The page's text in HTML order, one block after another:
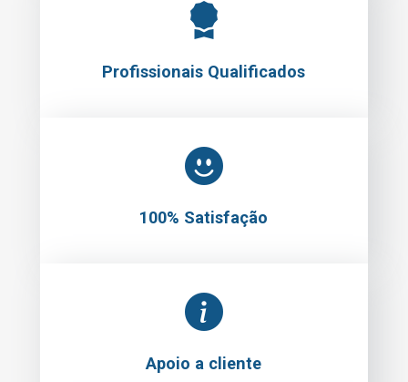
Profissionais Qualificados
100% Satisfação
Apoio a cliente